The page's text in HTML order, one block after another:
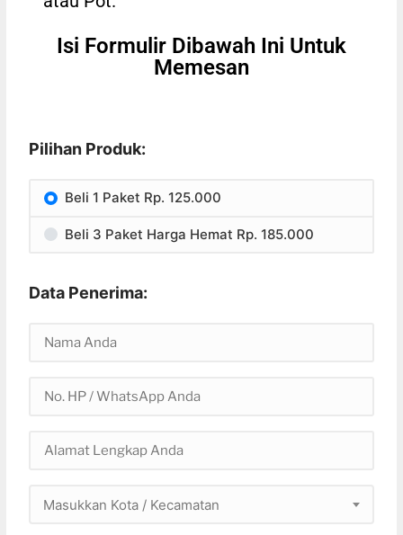
Isi Formulir Dibawah Ini Untuk
Memesan
Pilihan Produk:
Beli 1 Paket Rp. 125.000
Beli 3 Paket Harga Hemat Rp. 185.000
Data Penerima:
Masukkan Kota / Kecamatan